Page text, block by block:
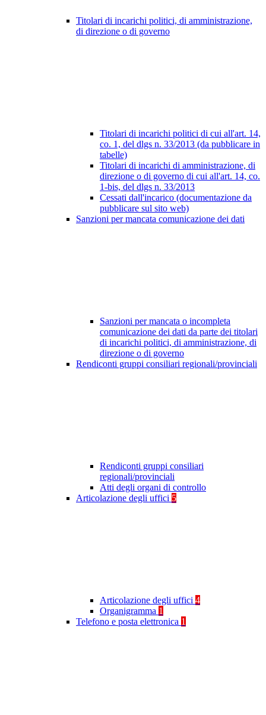
Titolari di incarichi politici, di amministrazione,
di direzione o di governo
Titolari di incarichi politici di cui all'art. 14,
co. 1, del dlgs n. 33/2013 (da pubblicare in
tabelle)
Titolari di incarichi di amministrazione, di
direzione o di governo di cui all'art. 14, co.
1-bis, del dlgs n. 33/2013
Cessati dall'incarico (documentazione da
pubblicare sul sito web)
Sanzioni per mancata comunicazione dei dati
Sanzioni per mancata o incompleta
comunicazione dei dati da parte dei titolari
di incarichi politici, di amministrazione, di
direzione o di governo
Rendiconti gruppi consiliari regionali/provinciali
Rendiconti gruppi consiliari
regionali/provinciali
Atti degli organi di controllo
Articolazione degli uffici 5
Articolazione degli uffici 4
Organigramma 1
Telefono e posta elettronica 1